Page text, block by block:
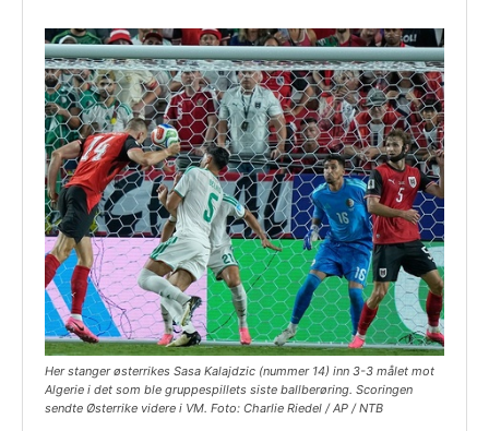
Her stanger østerrikes Sasa Kalajdzic (nummer 14) inn 3-3 målet mot
Algerie i det som ble gruppespillets siste ballberøring. Scoringen
sendte Østerrike videre i VM. Foto: Charlie Riedel / AP / NTB